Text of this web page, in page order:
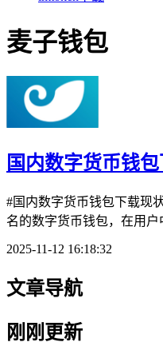
麦子钱包
国内数字货币钱
#国内数字货币钱包下载现
名的数字货币钱包，在用
2025-11-12 16:18:32
文章导航
刚刚更新